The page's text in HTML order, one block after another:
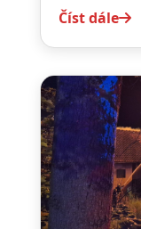
Číst dále